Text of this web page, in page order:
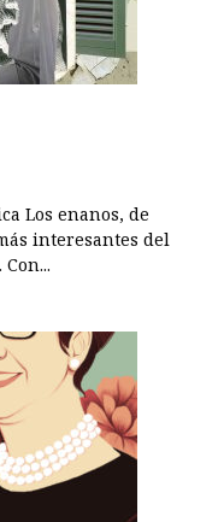
Los enanos, de
interesantes del